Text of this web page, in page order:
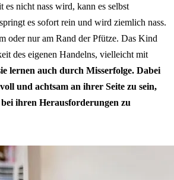
es nicht nass wird, kann es selbst
es sofort rein und wird ziemlich nass.
oder nur am Rand der Pfütze. Das Kind
des eigenen Handelns, vielleicht mit
lernen auch durch Misserfolge. Dabei
und achtsam an ihrer Seite zu sein,
ihren Herausforderungen zu